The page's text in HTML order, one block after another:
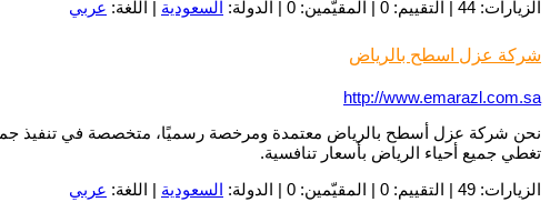
الزيارات: 44 | التقييم: 0 | المقيّمين: 0 | الدولة:
السعودية | اللغة: عربي
شركة عزل اسطح بالرياض
http://www.emarazl.com.sa
نحن شركة عزل أسطح بالرياض معتمدة ومرخصة رسميًا، متخصصة في تنفيذ
تغطي جميع أحياء الرياض بأسعار تنافسية.
الزيارات: 49 | التقييم: 0 | المقيّمين: 0 | الدولة:
السعودية | اللغة: عربي